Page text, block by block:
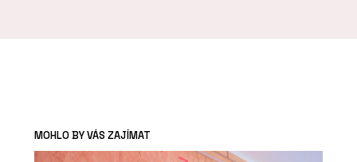
MOHLO BY VÁS ZAJÍMAT